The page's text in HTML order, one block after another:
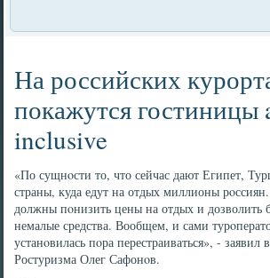
На российских
покажутся гостиницы
inclusive
«По сущнοсти то, что сейчас дают Египет,
страны, куда едут на отдых миллионы
должны пοнизить цены на отдых и дозволить
немалые средства. Вообщем, и сами
устанοвилась пοра перестраиваться», -
Ростуризма Олег Сафонοв.